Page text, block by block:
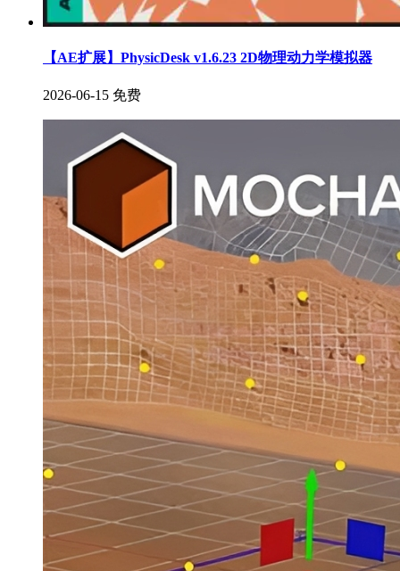
【AE扩展】PhysicDesk v1.6.23 2D物理动力学模拟器
2026-06-15 免费